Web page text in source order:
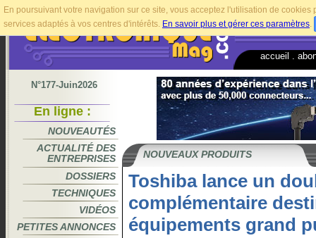
En poursuivant votre navigation sur ce site, vous acceptez l'utilisation de
services adaptés à vos centres d'intérêts. En savoir plus et gérer ces paramètres.
accueil
N°177-Juin2026
En ligne :
NOUVEAUTÉS
ACTUALITÉ DES
ENTREPRISES
DOSSIERS
TECHNIQUES
VIDÉOS
PETITES ANNONCES
NOUVEAUX PRODUITS
Toshiba lance un
complémentaire
équipements grand